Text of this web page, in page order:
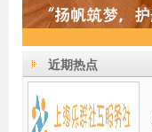
近期热点